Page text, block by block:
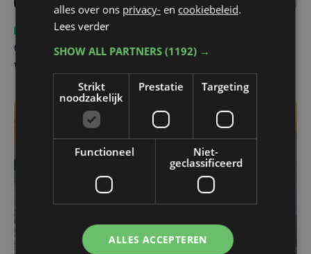
Sport
ma 3 augustus | 17:39
Champions League leeft in Oostende: lange wachtrij
voor tickets Union - Bodø/Glimt
alles over ons privacy- en cookiebeleid.
Lees verder
SHOW ALL PARTNERS(1192) →
Strikt
noodzakelijk
Prestatie Targeting
Functioneel
Niet-
geclassificeerd
ALLES ACCEPTEREN